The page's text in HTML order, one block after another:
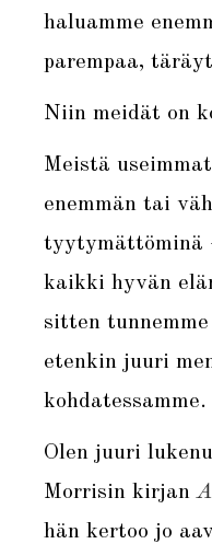
haluamme
parempaa,
Niin meidät on
Meistä
enemmän tai
tyytymättöminä
kaikki hyvän
sitten
etenkin juuri
kohdatessamme.
Olen juuri
Morrisin kirjan
hän kertoo jo